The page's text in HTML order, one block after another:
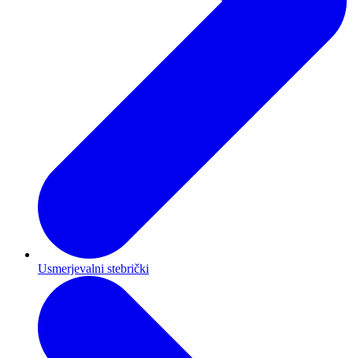
Usmerjevalni stebrički